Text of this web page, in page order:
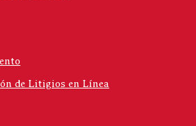
de Litigios en Línea